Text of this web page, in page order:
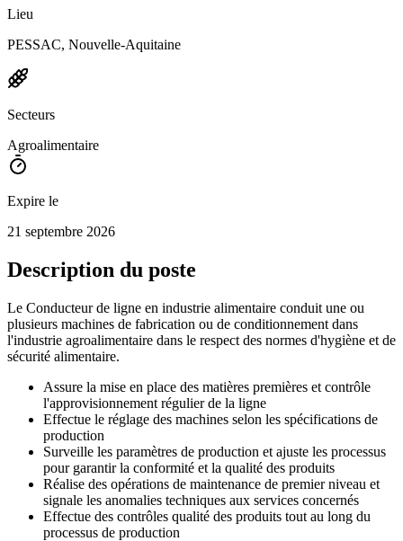
Lieu
PESSAC, Nouvelle-Aquitaine
Secteurs
Agroalimentaire
Expire le
21 septembre 2026
Description du poste
Le Conducteur de ligne en industrie alimentaire conduit une ou
plusieurs machines de fabrication ou de conditionnement dans
l'industrie agroalimentaire dans le respect des normes d'hygiène et de
sécurité alimentaire.
Assure la mise en place des matières premières et contrôle
l'approvisionnement régulier de la ligne
Effectue le réglage des machines selon les spécifications de
production
Surveille les paramètres de production et ajuste les processus
pour garantir la conformité et la qualité des produits
Réalise des opérations de maintenance de premier niveau et
signale les anomalies techniques aux services concernés
Effectue des contrôles qualité des produits tout au long du
processus de production